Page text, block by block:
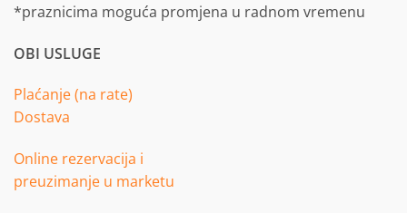
*praznicima moguća promjena u radnom vremenu
OBI USLUGE
Plaćanje (na rate)
Dostava
Online rezervacija i
preuzimanje u marketu